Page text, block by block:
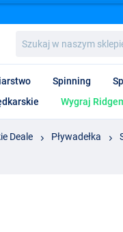
w
naszym
wędkarskim...
Spinning
Wygraj
Deale Pływadełka